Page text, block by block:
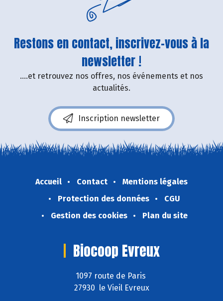
Restons en contact, inscrivez-vous à la
newsletter !
....et retrouvez nos offres, nos événements et nos
actualités.
Inscription newsletter
Accueil Contact
Mentions légales
Protection des données
CGU
Gestion des cookies
Plan du site
Biocoop Evreux
1097 route de Paris
27930 le Vieil Evreux